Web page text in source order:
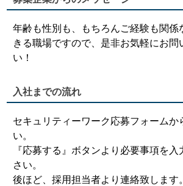
年齢も性別も、もちろんご経験も関係
きる職場ですので、是非お気軽にお問
い！
入社までの流れ
セキュリティーワーク応募フォームか
い。
『応募する』ボタンより必要事項を
さい。
後ほど、採用担当者より連絡致します。